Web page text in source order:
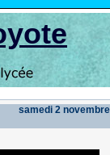
samedi 2